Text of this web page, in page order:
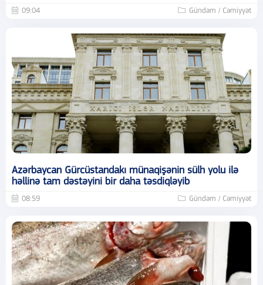
09:04 Gündəm / Cəmiyyət
Azərbaycan Gürcüstandakı münaqişənin sülh yolu ilə
həllinə tam dəstəyini bir daha təsdiqləyib
08:59 Gündəm / Cəmiyyət